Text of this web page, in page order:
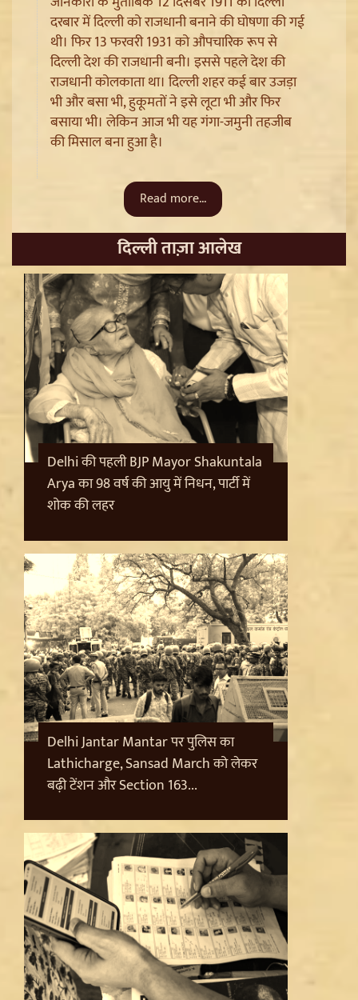
Punjab Paper Leak और Barnala Lathi-charge पर गवर्नर
से मिले Sukhbir Badal, सीबीआई जांच की उठाई मांग
Uttarakhand SIR Revision: 19 लाख मतदाताओं को नोटिस,
फर्जी Documents पर होगी सख्त कार्रवाई
Bhopal Farmers Protest: शाम 5 बजे तक का अल्टीमेटम,
Moong MSP पर ठनी, क्या Mohan Yadav सरकार झुकेगी?
Officers Transferred; तरुण गाबा को मिली लखनऊ की
कमान
दरबार में दिल्ली को राजधानी बनाने की घोषणा की गई
थी। फिर 13 फरवरी 1931 को औपचारिक रूप से
दिल्ली देश की राजधानी बनी। इससे पहले देश की
राजधानी कोलकाता था। दिल्ली शहर कई बार उजड़ा
भी और बसा भी, हुकूमतों ने इसे लूटा भी और फिर
बसाया भी। लेकिन आज भी यह गंगा-जमुनी तहजीब
की मिसाल बना हुआ है।
Read more...
दिल्ली ताज़ा आलेख
Delhi की पहली BJP Mayor Shakuntala
Arya का 98 वर्ष की आयु में निधन, पार्टी में
शोक की लहर
Delhi Jantar Mantar पर पुलिस का
Lathicharge, Sansad March को लेकर
बढ़ी टेंशन और Section 163...